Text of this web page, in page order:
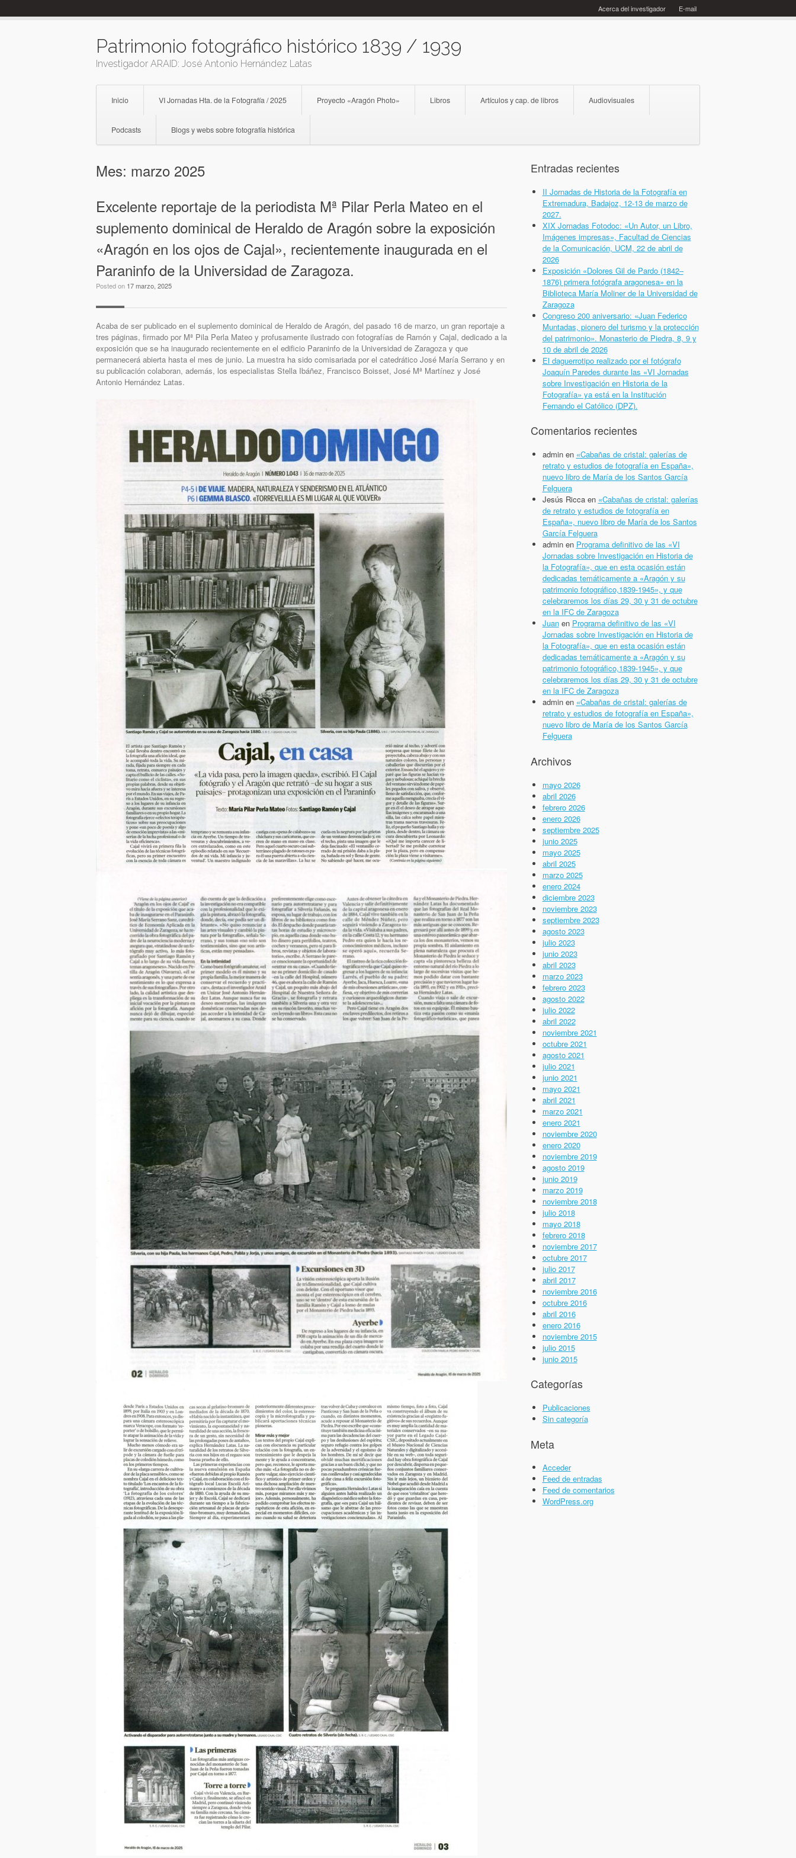
to
E-mail
Acerca del investigador
Patrimonio fotográfico histórico 1839 / 1939
Investigador ARAID: José Antonio Hernández Latas
Inicio VI Jornadas Hta. de la Fotografía / 2025 Proyecto «Aragón Photo» Libros Artículos y cap. de libros Audiovisuales
Podcasts Blogs y webs sobre fotografía histórica
Mes: marzo 2025
Excelente reportaje de la periodista Mª Pilar Perla Mateo en el
suplemento dominical de Heraldo de Aragón sobre la exposición
«Aragón en los ojos de Cajal», recientemente inaugurada en el
Paraninfo de la Universidad de Zaragoza.
Posted on 17 marzo, 2025
Acaba de ser publicado en el suplemento dominical de Heraldo de Aragón, del pasado 16 de marzo, un gran reportaje a
tres páginas, firmado por Mª Pila Perla Mateo y profusamente ilustrado con fotografías de Ramón y Cajal, dedicado a la
exposición que se ha inaugurado recientemente en el edificio Paraninfo de la Universidad de Zaragoza y que
permanecerá abierta hasta el mes de junio. La muestra ha sido comisariada por el catedrático José María Serrano y en
su publicación colaboran, además, los especialistas Stella Ibáñez, Francisco Boisset, José Mª Martínez y José
Antonio Hernández Latas.
Entradas recientes
II Jornadas de Historia de la Fotografía en
Extremadura, Badajoz, 12-13 de marzo de
2027.
XIX Jornadas Fotodoc: «Un Autor, un Libro,
Imágenes impresas», Facultad de Ciencias
de la Comunicación, UCM, 22 de abril de
2026
Exposición «Dolores Gil de Pardo (1842–
1876) primera fotógrafa aragonesa» en la
Biblioteca María Moliner de la Universidad de
Zaragoza
Congreso 200 aniversario: «Juan Federico
Muntadas, pionero del turismo y la protección
del patrimonio». Monasterio de Piedra, 8, 9 y
10 de abril de 2026
El daguerrotipo realizado por el fotógrafo
Joaquín Paredes durante las «VI Jornadas
sobre Investigación en Historia de la
Fotografía» ya está en la Institución
Fernando el Católico (DPZ).
Comentarios recientes
adminen «Cabañas de cristal: galerías de
retrato y estudios de fotografía en España»,
nuevo libro de María de los Santos García
Felguera
Jesús Riccaen «Cabañas de cristal: galerías
de retrato y estudios de fotografía en
España», nuevo libro de María de los Santos
García Felguera
adminen Programa definitivo de las «VI
Jornadas sobre Investigación en Historia de
la Fotografía», que en esta ocasión están
dedicadas temáticamente a «Aragón y su
patrimonio fotográfico,1839-1945», y que
celebraremos los días 29, 30 y 31 de octubre
en la IFC de Zaragoza
Juanen Programa definitivo de las «VI
Jornadas sobre Investigación en Historia de
la Fotografía», que en esta ocasión están
dedicadas temáticamente a «Aragón y su
patrimonio fotográfico,1839-1945», y que
celebraremos los días 29, 30 y 31 de octubre
en la IFC de Zaragoza
adminen «Cabañas de cristal: galerías de
retrato y estudios de fotografía en España»,
nuevo libro de María de los Santos García
Felguera
Archivos
mayo 2026
abril 2026
febrero 2026
enero 2026
septiembre 2025
junio 2025
mayo 2025
abril 2025
marzo 2025
enero 2024
diciembre 2023
noviembre 2023
septiembre 2023
agosto 2023
julio 2023
junio 2023
abril 2023
marzo 2023
febrero 2023
agosto 2022
julio 2022
abril 2022
noviembre 2021
octubre 2021
agosto 2021
julio 2021
junio 2021
mayo 2021
abril 2021
marzo 2021
enero 2021
noviembre 2020
enero 2020
noviembre 2019
agosto 2019
junio 2019
marzo 2019
noviembre 2018
julio 2018
mayo 2018
febrero 2018
noviembre 2017
octubre 2017
julio 2017
abril 2017
noviembre 2016
octubre 2016
abril 2016
enero 2016
noviembre 2015
julio 2015
junio 2015
Categorías
Publicaciones
Sin categoría
Meta
Acceder
Feed de entradas
Feed de comentarios
WordPress.org